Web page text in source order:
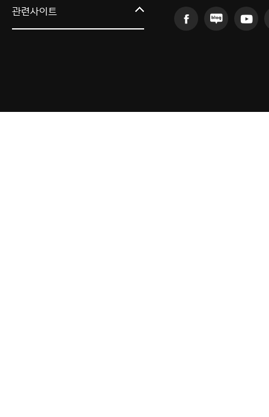
관련사이트
글로컬대학